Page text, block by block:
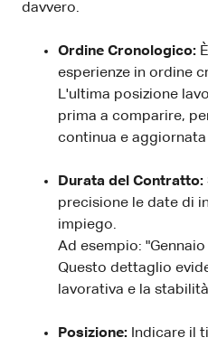
davvero.
Ordine Cronologico:
esperienze in ordine
L'ultima posizione
prima a comparire,
continua e
Durata del Contratto:
precisione le date di
impiego.
Ad esempio:
Questo dettaglio
lavorativa e la
Posizione: Indicare il